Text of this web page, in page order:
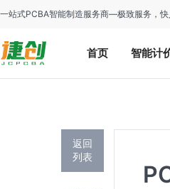
一站式PCBA智能制造服务商—极致服务，快
首页 智能计
返回
列表